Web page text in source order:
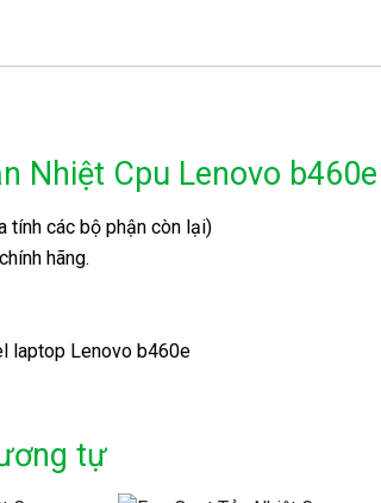
Nhiệt Cpu Lenovo b460e
tính các bộ phận còn lại)
hãng.
laptop Lenovo b460e
tự